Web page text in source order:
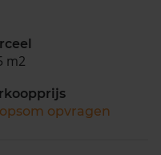
m2
opvragen